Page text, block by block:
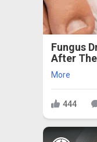
Fungus
After
More
444